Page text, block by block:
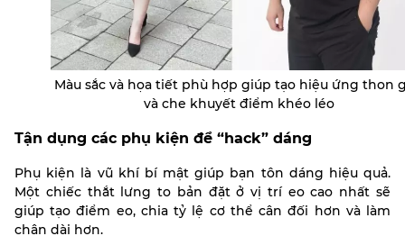
Màu sắc và họa tiết phù hợp giúp tạo hiệu ứng thon
và che khuyết điểm khéo léo
Tận dụng các phụ kiện để “hack” dáng
Phụ kiện là vũ khí bí mật giúp bạn tôn dáng hiệu quả.
Một chiếc thắt lưng to bản đặt ở vị trí eo cao nhất sẽ
giúp tạo điểm eo, chia tỷ lệ cơ thể cân đối hơn và làm
chân dài hơn.